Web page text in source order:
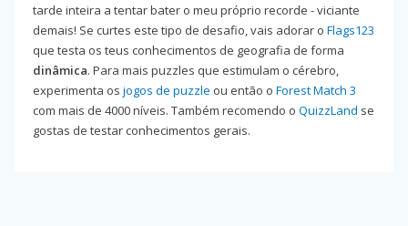
tarde inteira a tentar bater o meu próprio recorde - viciante
demais! Se curtes este tipo de desafio, vais adorar o Flags123
que testa os teus conhecimentos de geografia de forma
dinâmica. Para mais puzzles que estimulam o cérebro,
experimenta os jogos de puzzle ou então o Forest Match 3
com mais de 4000 níveis. Também recomendo o QuizzLand se
gostas de testar conhecimentos gerais.